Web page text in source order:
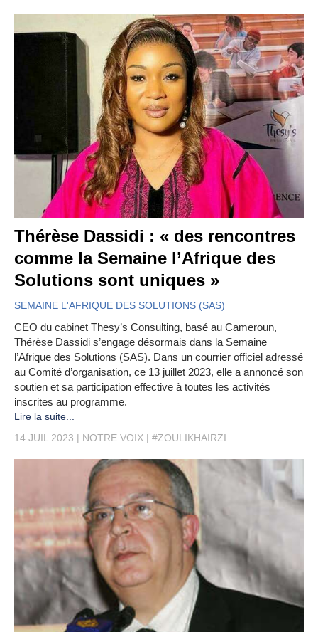
Thérèse Dassidi : « des rencontres
comme la Semaine l’Afrique des
Solutions sont uniques »
SEMAINE L'AFRIQUE DES SOLUTIONS (SAS)
CEO du cabinet Thesy’s Consulting, basé au Cameroun,
Thérèse Dassidi s’engage désormais dans la Semaine
l’Afrique des Solutions (SAS). Dans un courrier officiel adressé
au Comité d’organisation, ce 13 juillet 2023, elle a annoncé son
soutien et sa participation effective à toutes les activités
inscrites au programme.
Lire la suite...
14 JUIL 2023
NOTRE VOIX #ZOULIKHAIRZI